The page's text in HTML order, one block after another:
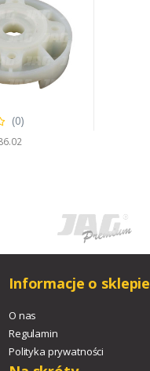
(0)
Informacje o sklepie
O nas
Regulamin
Polityka prywatności